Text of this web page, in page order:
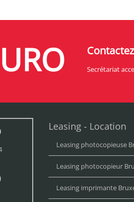
Secrétariat
Leasing - Location
Leasing photocopieuse
Leasing photocopieur
Leasing imprimante